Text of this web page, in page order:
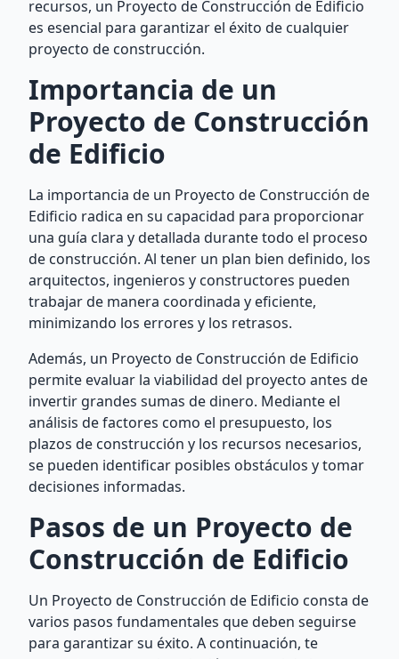
recursos, un Proyecto de Construcción de Edificio
es esencial para garantizar el éxito de cualquier
proyecto de construcción.
Importancia de un
Proyecto de Construcción
de Edificio
La importancia de un Proyecto de Construcción de
Edificio radica en su capacidad para proporcionar
una guía clara y detallada durante todo el proceso
de construcción. Al tener un plan bien definido, los
arquitectos, ingenieros y constructores pueden
trabajar de manera coordinada y eficiente,
minimizando los errores y los retrasos.
Además, un Proyecto de Construcción de Edificio
permite evaluar la viabilidad del proyecto antes de
invertir grandes sumas de dinero. Mediante el
análisis de factores como el presupuesto, los
plazos de construcción y los recursos necesarios,
se pueden identificar posibles obstáculos y tomar
decisiones informadas.
Pasos de un Proyecto de
Construcción de Edificio
Un Proyecto de Construcción de Edificio consta de
varios pasos fundamentales que deben seguirse
para garantizar su éxito. A continuación, te